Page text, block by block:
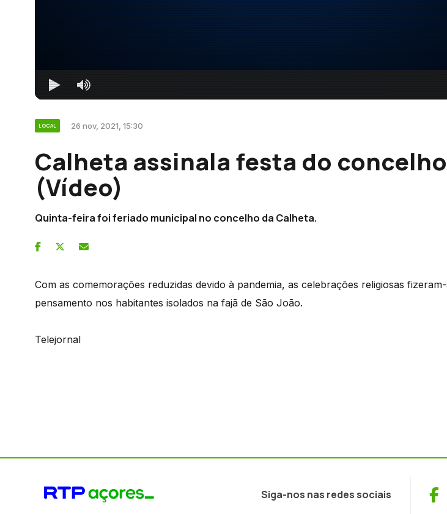
LOCAL 26 nov, 2021, 15:30
Calheta assinala festa do concelho
(Vídeo)
Quinta-feira foi feriado municipal no concelho da Calheta.
Com as comemorações reduzidas devido à pandemia, as celebrações religiosas
pensamento nos habitantes isolados na fajã de São João.
Telejornal
Siga-nos nas redes sociais